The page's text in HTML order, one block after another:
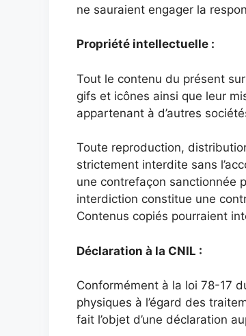
ne sauraient engager la
Propriété intellectuelle :
Tout le contenu du présent
gifs et icônes ainsi que leur
appartenant à d’autres
Toute reproduction,
strictement interdite sans
une contrefaçon sanctionnée
interdiction constitue une
Contenus copiés pourraient
Déclaration à la CNIL :
Conformément à la loi 78-17
physiques à l’égard des
fait l’objet d’une déclaration